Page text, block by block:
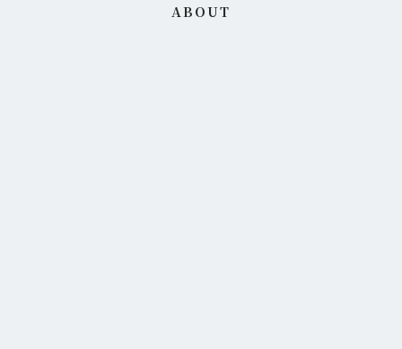
ABOUT